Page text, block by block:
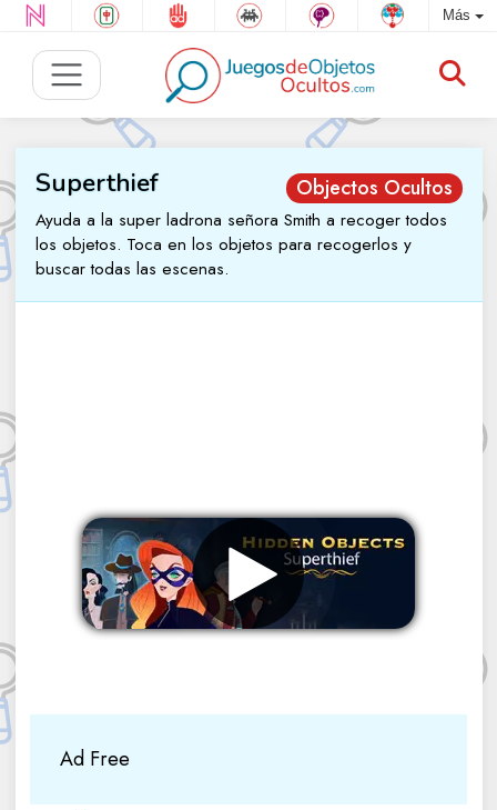
Más
Objectos Ocultos
Superthief
Ayuda a la super ladrona señora Smith a recoger todos
los objetos. Toca en los objetos para recogerlos y
buscar todas las escenas.
Ad Free